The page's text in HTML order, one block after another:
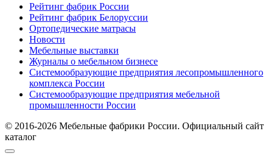
Рейтинг фабрик России
Рейтинг фабрик Белоруссии
Ортопедические матрасы
Новости
Мебельные выставки
Журналы о мебельном бизнесе
Системообразующие предприятия лесопромышленного
комплекса России
Системообразующие предприятия мебельной
промышленности России
© 2016-2026 Мебельные фабрики России. Официальный сайт
каталог